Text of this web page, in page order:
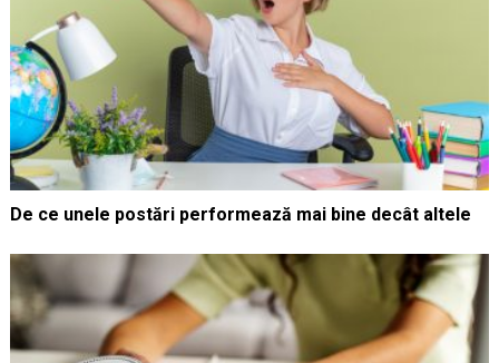
De ce unele postări performează mai bine decât altele